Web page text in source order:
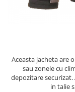
Generatoare
Motocoase
Accesorii
Foarfece de tuns
Aceasta jacheta are
sau zonele cu
depozitare
in talie